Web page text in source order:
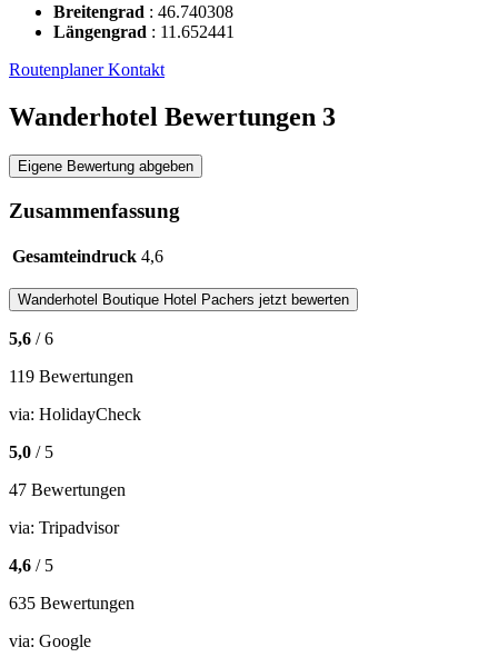
Breitengrad : 46.740308
Längengrad : 11.652441
RoutenplanerKontakt
Wanderhotel Bewertungen 3
Eigene Bewertung abgeben
Zusammenfassung
Gesamteindruck 4,6
Wanderhotel Boutique Hotel Pachers jetzt bewerten
5,6 / 6
119 Bewertungen
via: HolidayCheck
5,0 / 5
47 Bewertungen
via: Tripadvisor
4,6 / 5
635 Bewertungen
via: Google